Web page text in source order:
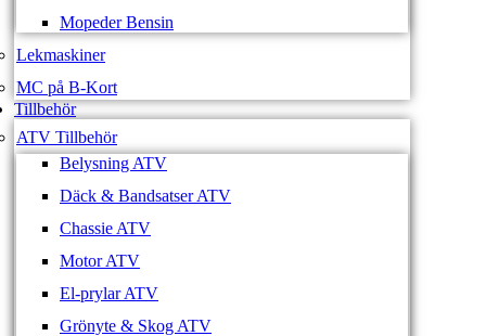
Mopeder Bensin
Lekmaskiner
MC på B-Kort
Tillbehör
ATV Tillbehör
Belysning ATV
Däck & Bandsatser ATV
Chassie ATV
Motor ATV
El-prylar ATV
Grönyte & Skog ATV